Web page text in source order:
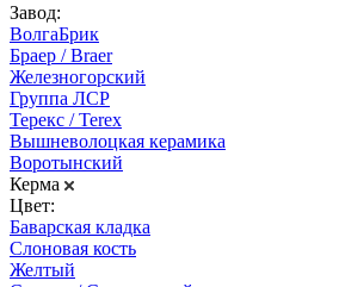
Завод:
ВолгаБрик
Браер / Braer
Железногорский
Группа ЛСР
Терекс / Terex
Вышневолоцкая керамика
Воротынский
Керма
Цвет:
Баварская кладка
Слоновая кость
Желтый